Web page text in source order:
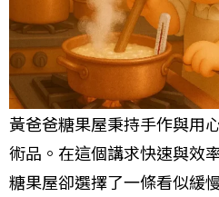
黃爸爸糖果屋秉持手作與用
術品。在這個講求快速與效
糖果屋卻選擇了一條看似緩